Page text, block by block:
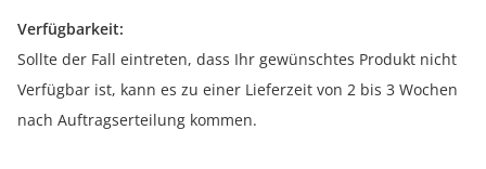
Verfügbarkeit:
Sollte der Fall eintreten, dass Ihr gewünschtes Produkt nicht
Verfügbar ist, kann es zu einer Lieferzeit von 2 bis 3 Wochen
nach Auftragserteilung kommen.